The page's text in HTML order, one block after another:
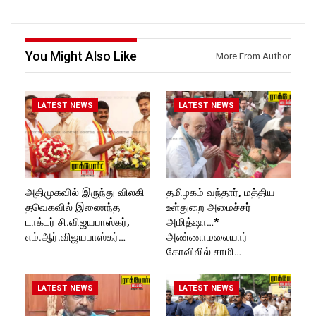
https://www.instagram.com/ro
ckforttimes/
Follow us on:
T_TIMESC
You Might Also Like More From Author
LATEST NEWS
அதிமுகவில் இருந்து விலகி
தவெகவில் இணைந்த
டாக்டர் சி.விஜயபாஸ்கர்,
எம்.ஆர்.விஜயபாஸ்கர்…
LATEST NEWS
தமிழகம் வந்தார், மத்திய
உள்துறை அமைச்சர்
அமித்ஷா…*
அண்ணாமலையார்
கோவிலில் சாமி…
LATEST NEWS LATEST NEWS